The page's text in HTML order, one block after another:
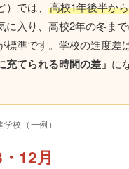
では、 高校1年後半か
に入り、高校2年の冬ま
標準です。学校の進度差
充てられる時間の差」 に
学校（一例）
12月